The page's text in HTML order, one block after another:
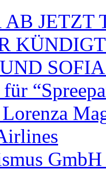
AB